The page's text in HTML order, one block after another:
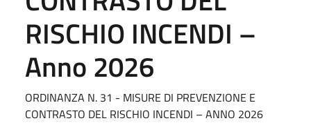
RISCHIO INCENDI –
Anno 2026
ORDINANZA N. 31 - MISURE DI PREVENZIONE E
CONTRASTO DEL RISCHIO INCENDI – ANNO 2026